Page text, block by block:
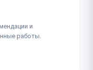
и
работы.